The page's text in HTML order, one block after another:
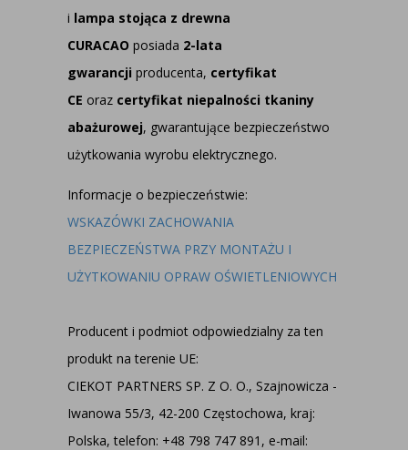
i lampa stojąca z drewna
CURACAO posiada 2-lata
gwarancji producenta, certyfikat
CE oraz certyfikat niepalności tkaniny
abażurowej, gwarantujące bezpieczeństwo
użytkowania wyrobu elektrycznego.
Informacje o bezpieczeństwie:
WSKAZÓWKI ZACHOWANIA
BEZPIECZEŃSTWA PRZY MONTAŻU I
UŻYTKOWANIU OPRAW OŚWIETLENIOWYCH
Producent i podmiot odpowiedzialny za ten
produkt na terenie UE:
CIEKOT PARTNERS SP. Z O. O., Szajnowicza -
Iwanowa 55/3, 42-200 Częstochowa, kraj:
Polska, telefon: +48 798 747 891, e-mail: